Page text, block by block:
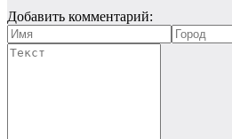
Добавить комментарий: